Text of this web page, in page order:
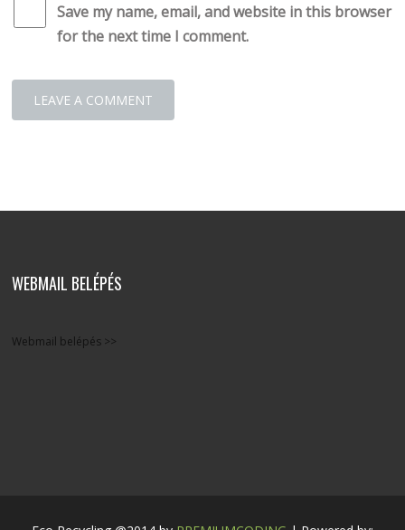
Save my name, email, and website in this browser
for the next time I comment.
WEBMAIL BELÉPÉS
Webmail belépés >>